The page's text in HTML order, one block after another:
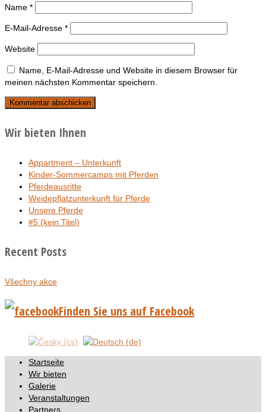
Name *
E-Mail-Adresse *
Website
Name, E-Mail-Adresse und Website in diesem Browser für
meinen nächsten Kommentar speichern.
Wir bieten Ihnen
Appartment – Unterkunft
Kinder-Sommercamps mit Pferden
Pferdeausritte
Weidepflatzunterkunft für Pferde
Unsere Pferde
#5 (kein Titel)
Recent Posts
Všechny akce
Finden Sie uns auf Facebook
Startseite
Wir bieten
Galerie
Veranstaltungen
Partners